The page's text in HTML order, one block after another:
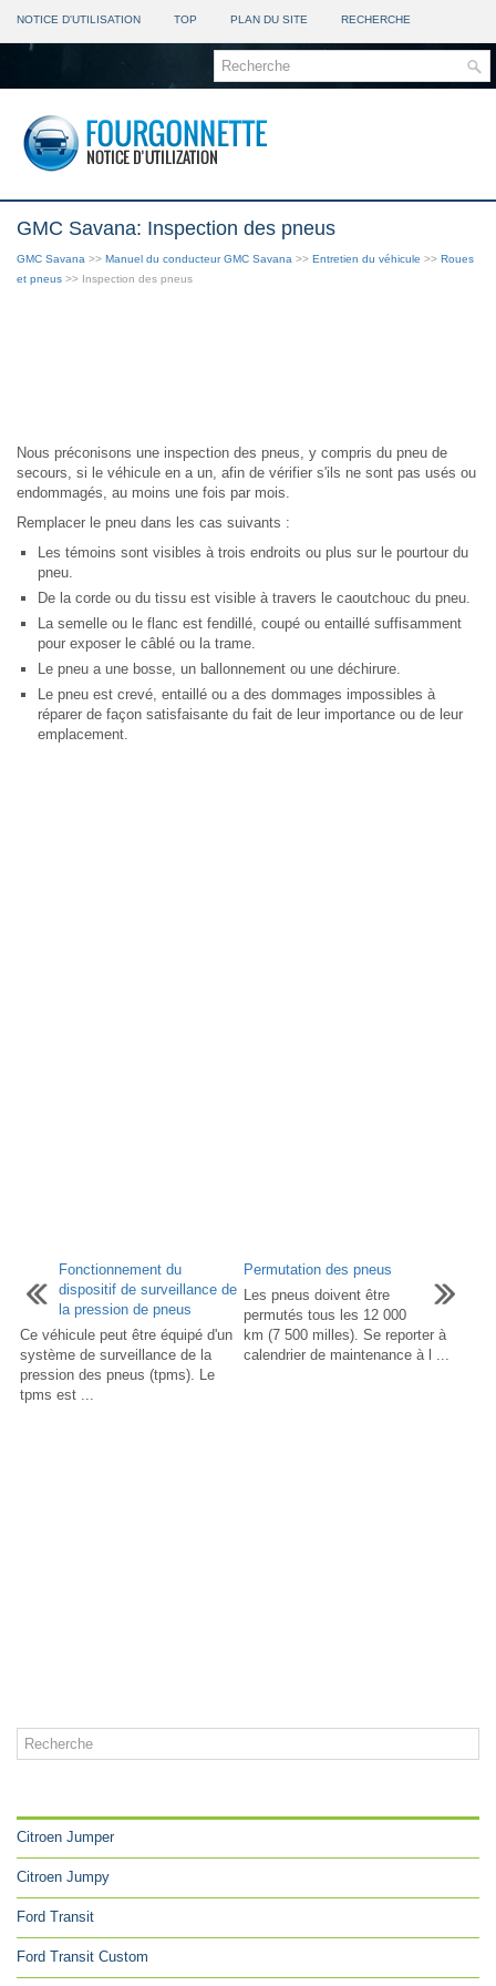
NOTICE D'UTILISATION TOP PLAN DU SITE RECHERCHE
GMC Savana: Inspection des pneus
GMC Savana >> Manuel du conducteur GMC Savana >> Entretien du véhicule >> Roues
et pneus >> Inspection des pneus
Nous préconisons une inspection des pneus, y compris du pneu de
secours, si le véhicule en a un, afin de vérifier s'ils ne sont pas usés ou
endommagés, au moins une fois par mois.
Remplacer le pneu dans les cas suivants :
Les témoins sont visibles à trois endroits ou plus sur le pourtour du
pneu.
De la corde ou du tissu est visible à travers le caoutchouc du pneu.
La semelle ou le flanc est fendillé, coupé ou entaillé suffisamment
pour exposer le câblé ou la trame.
Le pneu a une bosse, un ballonnement ou une déchirure.
Le pneu est crevé, entaillé ou a des dommages impossibles à
réparer de façon satisfaisante du fait de leur importance ou de leur
emplacement.
Fonctionnement du
dispositif de surveillance de
la pression de pneus
Ce véhicule peut être équipé d'un
système de surveillance de la
pression des pneus (tpms). Le
tpms est ...
Permutation des pneus
Les pneus doivent être
permutés tous les 12 000
km (7 500 milles). Se reporter à
calendrier de maintenance à l ...
Citroen Jumper
Citroen Jumpy
Ford Transit
Ford Transit Custom